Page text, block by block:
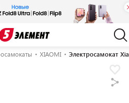
XIAOMI Электросамокат